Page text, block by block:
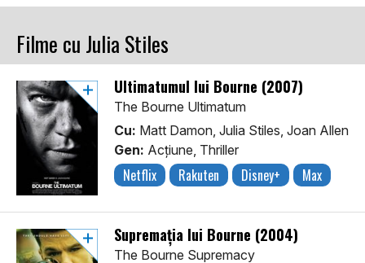
Filme cu Julia Stiles
Ultimatumul lui Bourne (2007)
The Bourne Ultimatum
Cu: Matt Damon, Julia Stiles, Joan Allen
Gen: Acţiune, Thriller
Netflix Rakuten Disney+ Max
Supremația lui Bourne (2004)
The Bourne Supremacy